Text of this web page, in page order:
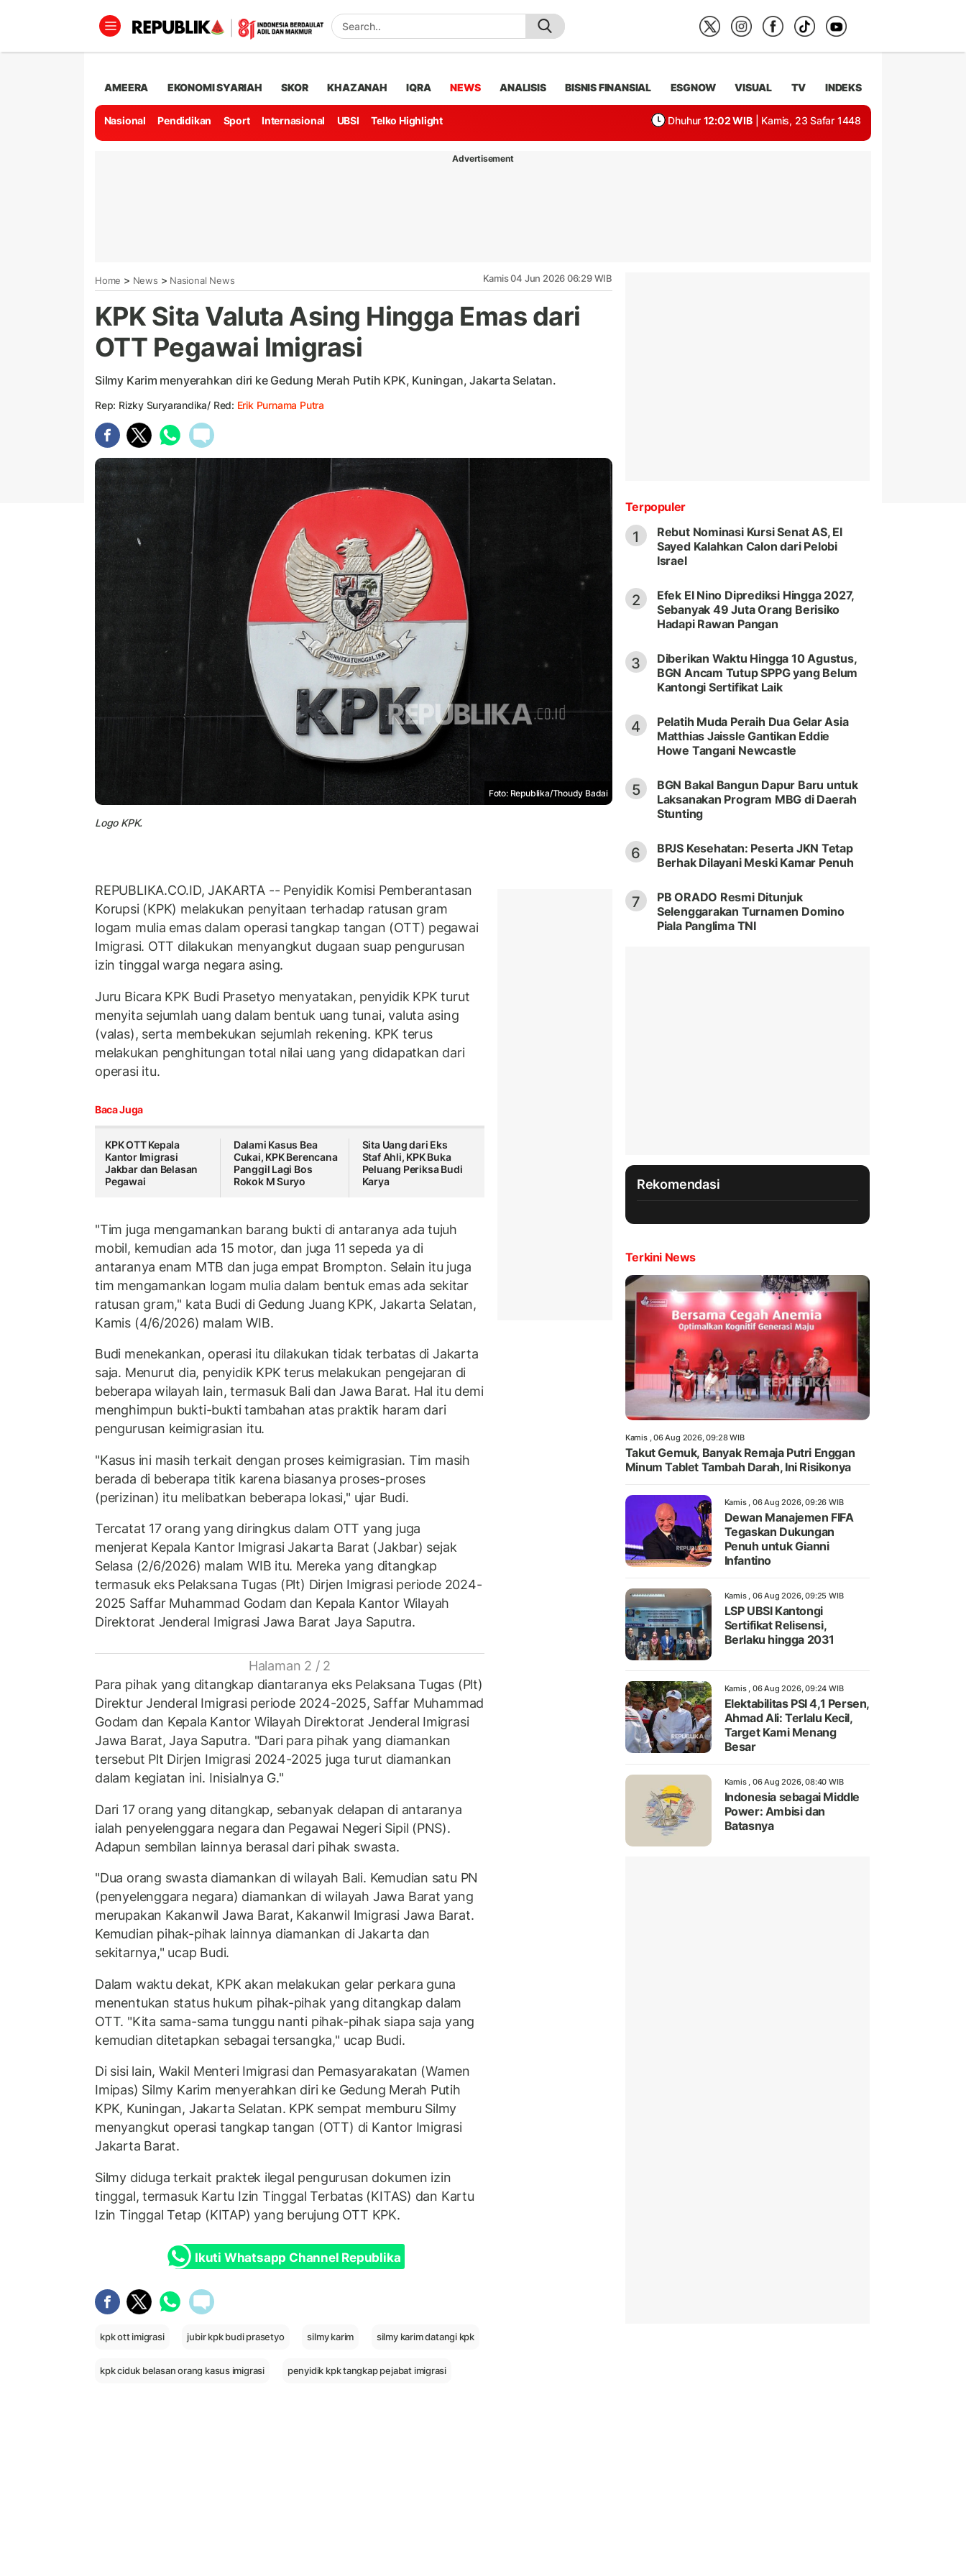
AMEERA EKONOMI SYARIAH SKOR KHAZANAH IQRA NEWS ANALISIS BISNIS FINANSIAL ESGNOW VISUAL TV INDEKS
Nasional Pendidikan Sport Internasional UBSI Telko Highlight Dhuhur 12:02 WIB | Kamis, 23 Safar 1448
Advertisement
Home > News > Nasional News Kamis 04 Jun 2026 06:29 WIB
KPK Sita Valuta Asing Hingga Emas dari
OTT Pegawai Imigrasi
Silmy Karim menyerahkan diri ke Gedung Merah Putih KPK, Kuningan, Jakarta Selatan.
Rep: Rizky Suryarandika/ Red: Erik Purnama Putra
Foto: Republika/Thoudy Badai
Logo KPK.
REPUBLIKA.CO.ID, JAKARTA -- Penyidik Komisi Pemberantasan
Korupsi (KPK) melakukan penyitaan terhadap ratusan gram
logam mulia emas dalam operasi tangkap tangan (OTT) pegawai
Imigrasi. OTT dilakukan menyangkut dugaan suap pengurusan
izin tinggal warga negara asing.
Juru Bicara KPK Budi Prasetyo menyatakan, penyidik KPK turut
menyita sejumlah uang dalam bentuk uang tunai, valuta asing
(valas), serta membekukan sejumlah rekening. KPK terus
melakukan penghitungan total nilai uang yang didapatkan dari
operasi itu.
Baca Juga
KPK OTT Kepala
Kantor Imigrasi
Jakbar dan Belasan
Pegawai
Dalami Kasus Bea
Cukai, KPK Berencana
Panggil Lagi Bos
Rokok M Suryo
Sita Uang dari Eks
Staf Ahli, KPK Buka
Peluang Periksa Budi
Karya
"Tim juga mengamankan barang bukti di antaranya ada tujuh
mobil, kemudian ada 15 motor, dan juga 11 sepeda ya di
antaranya enam MTB dan juga empat Brompton. Selain itu juga
tim mengamankan logam mulia dalam bentuk emas ada sekitar
ratusan gram," kata Budi di Gedung Juang KPK, Jakarta Selatan,
Kamis (4/6/2026) malam WIB.
Budi menekankan, operasi itu dilakukan tidak terbatas di Jakarta
saja. Menurut dia, penyidik KPK terus melakukan pengejaran di
beberapa wilayah lain, termasuk Bali dan Jawa Barat. Hal itu demi
menghimpun bukti-bukti tambahan atas praktik haram dari
pengurusan keimigrasian itu.
"Kasus ini masih terkait dengan proses keimigrasian. Tim masih
berada di beberapa titik karena biasanya proses-proses
(perizinan) itu melibatkan beberapa lokasi," ujar Budi.
Tercatat 17 orang yang diringkus dalam OTT yang juga
menjerat Kepala Kantor Imigrasi Jakarta Barat (Jakbar) sejak
Selasa (2/6/2026) malam WIB itu. Mereka yang ditangkap
termasuk eks Pelaksana Tugas (Plt) Dirjen Imigrasi periode 2024-
2025 Saffar Muhammad Godam dan Kepala Kantor Wilayah
Direktorat Jenderal Imigrasi Jawa Barat Jaya Saputra.
Halaman 2 / 2
Para pihak yang ditangkap diantaranya eks Pelaksana Tugas (Plt)
Direktur Jenderal Imigrasi periode 2024-2025, Saffar Muhammad
Godam dan Kepala Kantor Wilayah Direktorat Jenderal Imigrasi
Jawa Barat, Jaya Saputra. "Dari para pihak yang diamankan
tersebut Plt Dirjen Imigrasi 2024-2025 juga turut diamankan
dalam kegiatan ini. Inisialnya G."
Dari 17 orang yang ditangkap, sebanyak delapan di antaranya
ialah penyelenggara negara dan Pegawai Negeri Sipil (PNS).
Adapun sembilan lainnya berasal dari pihak swasta.
"Dua orang swasta diamankan di wilayah Bali. Kemudian satu PN
(penyelenggara negara) diamankan di wilayah Jawa Barat yang
merupakan Kakanwil Jawa Barat, Kakanwil Imigrasi Jawa Barat.
Kemudian pihak-pihak lainnya diamankan di Jakarta dan
sekitarnya," ucap Budi.
Dalam waktu dekat, KPK akan melakukan gelar perkara guna
menentukan status hukum pihak-pihak yang ditangkap dalam
OTT. "Kita sama-sama tunggu nanti pihak-pihak siapa saja yang
kemudian ditetapkan sebagai tersangka," ucap Budi.
Di sisi lain, Wakil Menteri Imigrasi dan Pemasyarakatan (Wamen
Imipas) Silmy Karim menyerahkan diri ke Gedung Merah Putih
KPK, Kuningan, Jakarta Selatan. KPK sempat memburu Silmy
menyangkut operasi tangkap tangan (OTT) di Kantor Imigrasi
Jakarta Barat.
Silmy diduga terkait praktek ilegal pengurusan dokumen izin
tinggal, termasuk Kartu Izin Tinggal Terbatas (KITAS) dan Kartu
Izin Tinggal Tetap (KITAP) yang berujung OTT KPK.
Ikuti Whatsapp Channel Republika
kpk ott imigrasi jubir kpk budi prasetyo silmy karim silmy karim datangi kpk
kpk ciduk belasan orang kasus imigrasi penyidik kpk tangkap pejabat imigrasi
Terpopuler
1
Rebut Nominasi Kursi Senat AS, El
Sayed Kalahkan Calon dari Pelobi
Israel
2
Efek El Nino Diprediksi Hingga 2027,
Sebanyak 49 Juta Orang Berisiko
Hadapi Rawan Pangan
3
Diberikan Waktu Hingga 10 Agustus,
BGN Ancam Tutup SPPG yang Belum
Kantongi Sertifikat Laik
4
Pelatih Muda Peraih Dua Gelar Asia
Matthias Jaissle Gantikan Eddie
Howe Tangani Newcastle
5
BGN Bakal Bangun Dapur Baru untuk
Laksanakan Program MBG di Daerah
Stunting
6
BPJS Kesehatan: Peserta JKN Tetap
Berhak Dilayani Meski Kamar Penuh
7
PB ORADO Resmi Ditunjuk
Selenggarakan Turnamen Domino
Piala Panglima TNI
Rekomendasi
Terkini News
Kamis , 06 Aug 2026, 09:28 WIB
Takut Gemuk, Banyak Remaja Putri Enggan
Minum Tablet Tambah Darah, Ini Risikonya
Kamis , 06 Aug 2026, 09:26 WIB
Dewan Manajemen FIFA
Tegaskan Dukungan
Penuh untuk Gianni
Infantino
Kamis , 06 Aug 2026, 09:25 WIB
LSP UBSI Kantongi
Sertifikat Relisensi,
Berlaku hingga 2031
Kamis , 06 Aug 2026, 09:24 WIB
Elektabilitas PSI 4,1 Persen,
Ahmad Ali: Terlalu Kecil,
Target Kami Menang
Besar
Kamis , 06 Aug 2026, 08:40 WIB
Indonesia sebagai Middle
Power: Ambisi dan
Batasnya